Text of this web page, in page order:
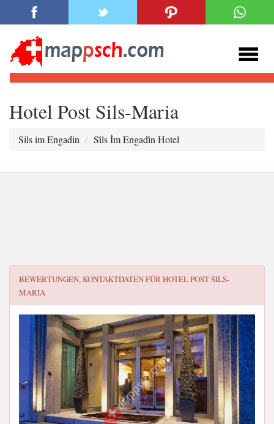
Hotel Post Sils-Maria
Sils im Engadin Si̇ls İm Engadi̇n Hotel
BEWERTUNGEN, KONTAKTDATEN FÜRHOTEL POST SILS-
MARIA